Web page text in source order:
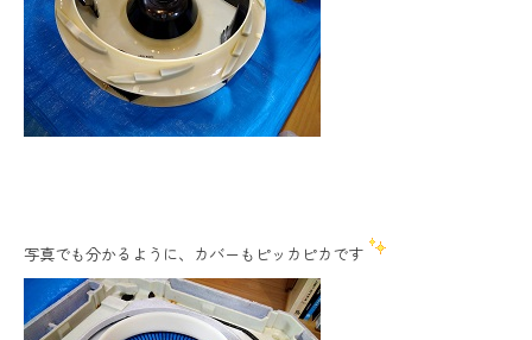
写真でも分かるように、カバーもピッカピカです